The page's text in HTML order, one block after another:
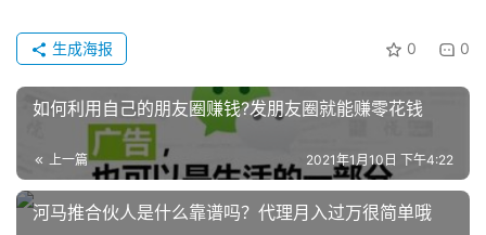
0 0
生成海报
如何利用自己的朋友圈赚钱?发朋友圈就能赚零花钱
上一篇 2021年1月10日 下午4:22
河马推合伙人是什么靠谱吗？代理月入过万很简单哦